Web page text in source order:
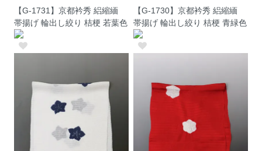
【G-1731】京都衿秀 絽縮緬
帯揚げ 輪出し絞り 桔梗 若葉色
【G-1730】京都衿秀 絽縮緬
帯揚げ 輪出し絞り 桔梗 青緑色